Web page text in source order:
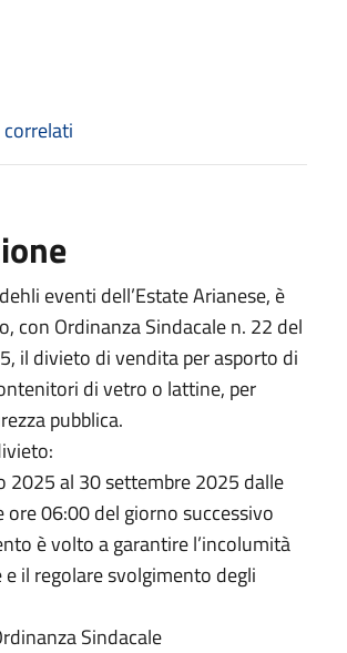
eventi dell’Estate Arianese, è
con Ordinanza Sindacale n. 22 del
il divieto di vendita per asporto di
di vetro o lattine, per
pubblica.
2025 al 30 settembre 2025 dalle
ore 06:00 del giorno successivo
è volto a garantire l’incolumità
e il regolare svolgimento degli
Sindacale